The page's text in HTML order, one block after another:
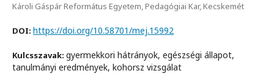
Károli Gáspár Református Egyetem, Pedagógiai Kar, Kecskemét
DOI: https://doi.org/10.58701/mej.15992
Kulcsszavak: gyermekkori hátrányok, egészségi állapot,
tanulmányi eredmények, kohorsz vizsgálat